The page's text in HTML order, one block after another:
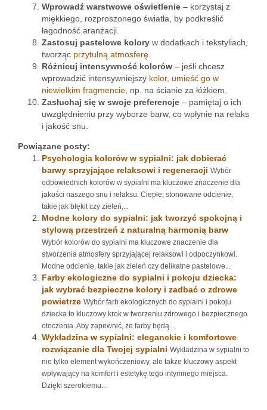
Wprowadź warstwowe oświetlenie – korzystaj z
miękkiego, rozproszonego światła, by podkreślić
łagodność aranżacji.
Zastosuj pastelowe kolory w dodatkach i tekstyliach,
tworząc przytulną atmosferę
Różnicuj intensywność kolorów – jeśli chcesz
wprowadzić intensywniejszy kolor, umieść go w
niewielkim fragmencie , np. na ścianie za łóżkiem.
Zasłuchaj się w swoje preferencje – pamiętaj o ich
uwzględnieniu przy wyborze barw, co wpłynie na relaks
i jakość snu.
Powiązane posty:
Psychologia kolorów w sypialni: jak dobierać
barwy sprzyjające relaksowi i regeneracji Wybór
odpowiednich kolorów w sypialni ma kluczowe znaczenie dla
jakości naszego snu i relaksu. Ciepłe, stonowane odcienie,
takie jak błękit czy zieleń,...
Modne kolory do sypialni: jak tworzyć spokojną i
stylową przestrzeń z naturalną harmonią barw
Wybór kolorów do sypialni ma kluczowe znaczenie dla
stworzenia atmosfery sprzyjającej relaksowi i odpoczynkowi.
Modne odcienie, takie jak zieleń czy delikatne pastelowe...
Farby ekologiczne do sypialni i pokoju dziecka:
jak wybrać bezpieczne kolory i zadbać o zdrowe
powietrze Wybór farb ekologicznych do sypialni i pokoju
dziecka to kluczowy krok w tworzeniu zdrowego i bezpiecznego
otoczenia. Aby zapewnić, że farby będą...
Wykładzina w sypialni: eleganckie i komfortowe
rozwiązanie dla Twojej sypialni Wykładzina w sypialni to
nie tylko element wykończeniowy, ale także kluczowy aspekt
wpływający na komfort i estetykę tego intymnego miejsca.
Dzięki szerokiemu...